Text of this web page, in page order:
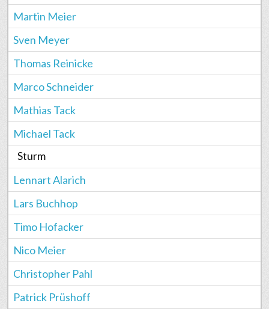
Martin Meier
Sven Meyer
Thomas Reinicke
Marco Schneider
Mathias Tack
Michael Tack
Sturm
Lennart Alarich
Lars Buchhop
Timo Hofacker
Nico Meier
Christopher Pahl
Patrick Prüshoff